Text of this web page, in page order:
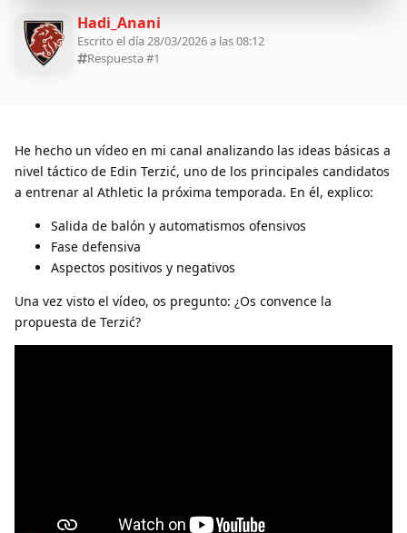
Hadi_Anani
Escrito el día 28/03/2026 a las 08:12
Respuesta #1
He hecho un vídeo en mi canal analizando las ideas básicas a
nivel táctico de Edin Terzić, uno de los principales candidatos
a entrenar al Athletic la próxima temporada. En él, explico:
Salida de balón y automatismos ofensivos
Fase defensiva
Aspectos positivos y negativos
Una vez visto el vídeo, os pregunto: ¿Os convence la
propuesta de Terzić?